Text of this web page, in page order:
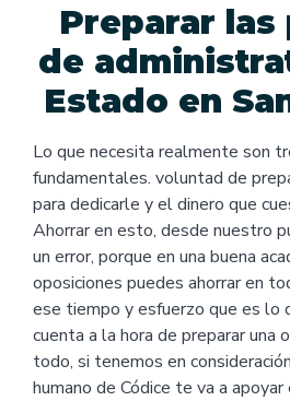
Preparar las
de
Estado en
Lo que necesita realmente son
fundamentales. voluntad de
para dedicarle y el dinero que
Ahorrar en esto, desde nuestro
un error, porque en una buena
oposiciones puedes ahorrar en
ese tiempo y esfuerzo que es lo
cuenta a la hora de preparar una
todo, si tenemos en
humano de Códice te va a